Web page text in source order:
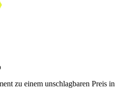
zu einem unschlagbaren Preis in